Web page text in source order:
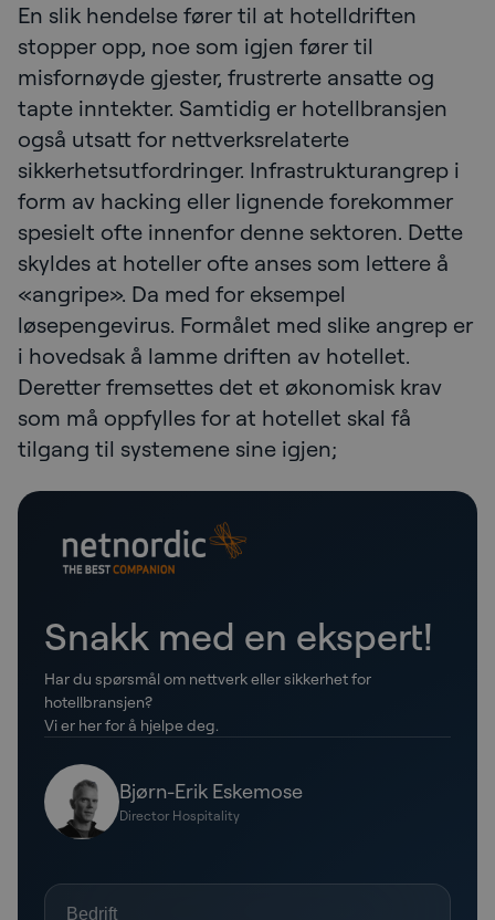
En slik hendelse fører til at hotelldriften
stopper opp, noe som igjen fører til
misfornøyde gjester, frustrerte ansatte og
tapte inntekter. Samtidig er hotellbransjen
også utsatt for nettverksrelaterte
sikkerhetsutfordringer. Infrastrukturangrep i
form av hacking eller lignende forekommer
spesielt ofte innenfor denne sektoren. Dette
skyldes at hoteller ofte anses som lettere å
«angripe». Da med for eksempel
løsepengevirus. Formålet med slike angrep er
i hovedsak å lamme driften av hotellet.
Deretter fremsettes det et økonomisk krav
som må oppfylles for at hotellet skal få
tilgang til systemene sine igjen;
Snakk med en ekspert!
Har du spørsmål om nettverk eller sikkerhet for
hotellbransjen?
Vi er her for å hjelpe deg.
Bjørn-Erik Eskemose
Director Hospitality